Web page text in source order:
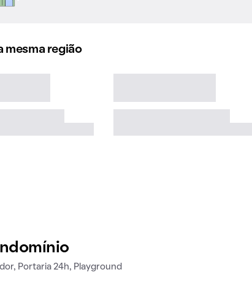
mesma região
Portaria 24h, Playground